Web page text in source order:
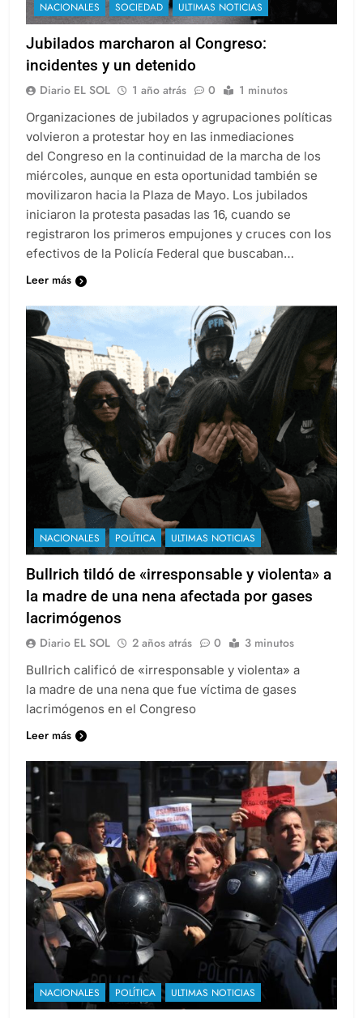
NACIONALES SOCIEDAD ULTIMAS NOTICIAS
Jubilados marcharon al Congreso:
incidentes y un detenido
Diario EL SOL 1 año atrás 0 1 minutos
Organizaciones de jubilados y agrupaciones políticas
volvieron a protestar hoy en las inmediaciones
del Congreso en la continuidad de la marcha de los
miércoles, aunque en esta oportunidad también se
movilizaron hacia la Plaza de Mayo. Los jubilados
iniciaron la protesta pasadas las 16, cuando se
registraron los primeros empujones y cruces con los
efectivos de la Policía Federal que buscaban…
Leer más
NACIONALES POLÍTICA ULTIMAS NOTICIAS
Bullrich tildó de «irresponsable y violenta» a
la madre de una nena afectada por gases
lacrimógenos
Diario EL SOL 2 años atrás 0 3 minutos
Bullrich calificó de «irresponsable y violenta» a
la madre de una nena que fue víctima de gases
lacrimógenos en el Congreso
Leer más
NACIONALES POLÍTICA ULTIMAS NOTICIAS